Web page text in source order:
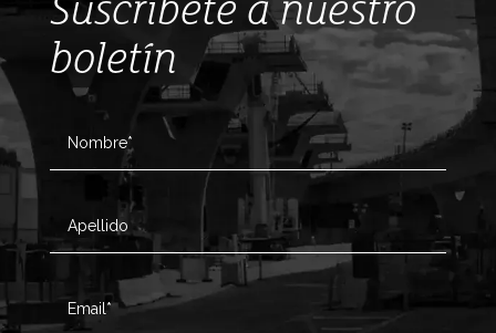
Suscríbete a nuestro
boletín